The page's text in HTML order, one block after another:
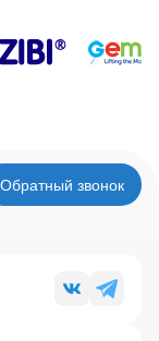
Обратный звонок